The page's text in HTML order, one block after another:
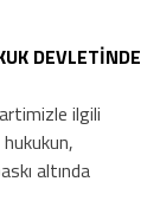
DEVLETİNDE
ilgili
altında